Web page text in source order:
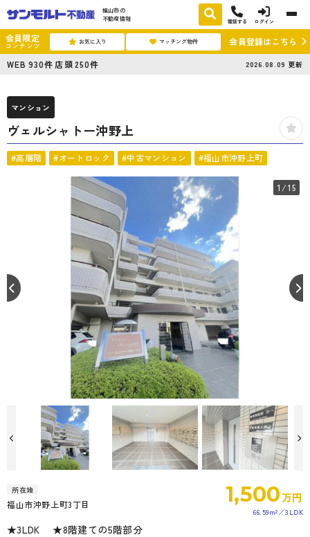
福山市の
不動産情報
電話する ログイン
会員限定
コンテンツ お気に入り マッチング物件
会員登録はこちら
WEB 930件 店頭250件 2026.08.09 更新
マンション
ヴェルシャトー沖野上
#高層階 #オートロック #中古マンション #福山市沖野上町
1 /15
所在地
福山市沖野上町3丁目 1,500万円
66.59m² 3LDK
★3LDK ★8階建ての5階部分